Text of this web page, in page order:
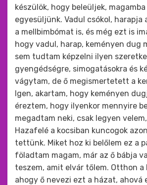
készülök, hogy beleüljek,
egyesüljünk. Vadul csókol, harapja
a mellbimbómat is, és még ezt is
hogy vadul, harap, keményen dug
sem tudtam képzelni ilyen
gyengédségre, simogatásokra és
vágytam, de ő megismertetett a
Igen, akartam, hogy keményen
éreztem, hogy ilyenkor mennyire
megadtam neki, csak legyen
Hazafelé a kocsiban kuncogok
tettünk. Miket hoz ki belőlem ez a
föladtam magam, már az ő bábja
teszem, amit elvár tőlem. Otthon a
ahogy ő nevezi ezt a házat, ahová